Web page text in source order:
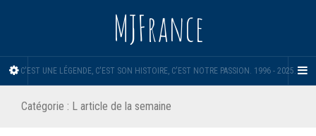
MJFrance
C'EST UNE LÉGENDE, C'EST SON HISTOIRE, C'EST NOTRE PASSION. 1996 - 2025.
Catégorie : L article de la semaine